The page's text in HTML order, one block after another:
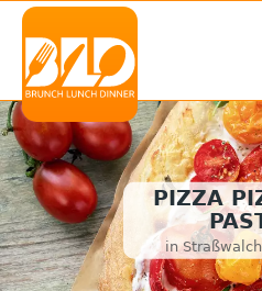
PIZZA
in